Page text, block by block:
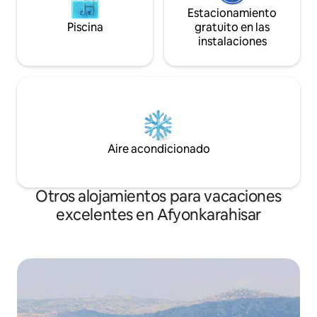
Piscina
Estacionamiento
gratuito en las
instalaciones
Aire acondicionado
Otros alojamientos para vacaciones
excelentes en Afyonkarahisar